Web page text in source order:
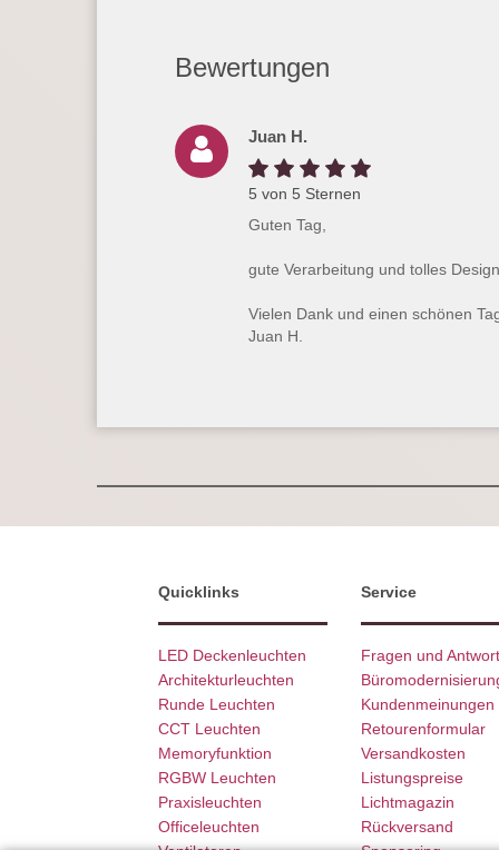
Bewertungen
Juan H.
5 von 5 Sternen
Guten Tag,
gute Verarbeitung und tolles
Vielen Dank und einen schönen
Juan H.
Quicklinks
LED Deckenleuchten
Architekturleuchten
Runde Leuchten
CCT Leuchten
Memoryfunktion
RGBW Leuchten
Praxisleuchten
Officeleuchten
Service
Fragen und
Kundenmeinungen
Retourenformular
Versandkosten
Listungspreise
Lichtmagazin
Rückversand